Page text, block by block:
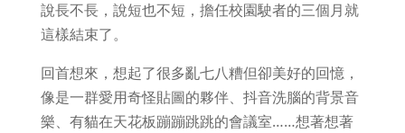
說長不長，說短也不短，擔任校園駛者的三個月就
這樣結束了。
回首想來，想起了很多亂七八糟但卻美好的回憶，
像是一群愛用奇怪貼圖的夥伴、抖音洗腦的背景音
樂、有貓在天花板蹦蹦跳跳的會議室……想著想著